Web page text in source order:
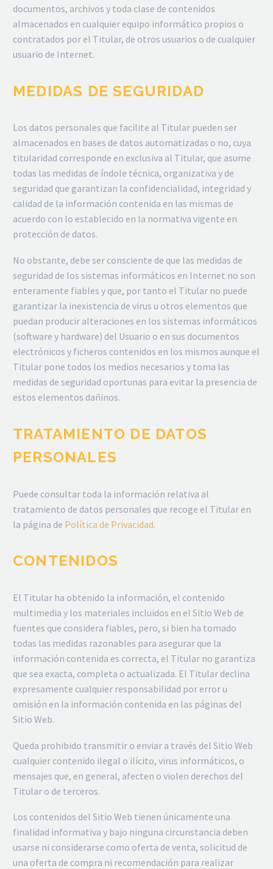
documentos, archivos y toda clase de contenidos
almacenados en cualquier equipo informático propios o
contratados por el Titular, de otros usuarios o de cualquier
usuario de Internet.
MEDIDAS DE SEGURIDAD
Los datos personales que facilite al Titular pueden ser
almacenados en bases de datos automatizadas o no, cuya
titularidad corresponde en exclusiva al Titular, que asume
todas las medidas de índole técnica, organizativa y de
seguridad que garantizan la confidencialidad, integridad y
calidad de la información contenida en las mismas de
acuerdo con lo establecido en la normativa vigente en
protección de datos.
No obstante, debe ser consciente de que las medidas de
seguridad de los sistemas informáticos en Internet no son
enteramente fiables y que, por tanto el Titular no puede
garantizar la inexistencia de virus u otros elementos que
puedan producir alteraciones en los sistemas informáticos
(software y hardware) del Usuario o en sus documentos
electrónicos y ficheros contenidos en los mismos aunque el
Titular pone todos los medios necesarios y toma las
medidas de seguridad oportunas para evitar la presencia de
estos elementos dañinos.
TRATAMIENTO DE DATOS
PERSONALES
Puede consultar toda la información relativa al
tratamiento de datos personales que recoge el Titular en
la página de Política de Privacidad.
CONTENIDOS
El Titular ha obtenido la información, el contenido
multimedia y los materiales incluidos en el Sitio Web de
fuentes que considera fiables, pero, si bien ha tomado
todas las medidas razonables para asegurar que la
información contenida es correcta, el Titular no garantiza
que sea exacta, completa o actualizada. El Titular declina
expresamente cualquier responsabilidad por error u
omisión en la información contenida en las páginas del
Sitio Web.
Queda prohibido transmitir o enviar a través del Sitio Web
cualquier contenido ilegal o ilícito, virus informáticos, o
mensajes que, en general, afecten o violen derechos del
Titular o de terceros.
Los contenidos del Sitio Web tienen únicamente una
finalidad informativa y bajo ninguna circunstancia deben
usarse ni considerarse como oferta de venta, solicitud de
una oferta de compra ni recomendación para realizar